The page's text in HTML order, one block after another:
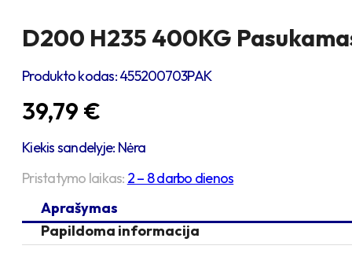
D200 H235 400KG
Produkto kodas:455200703PAK
39,79 €
Kiekis sandelyje: Nėra
Pristatymo laikas: 2 – 8 darbo dienos
Aprašymas
Papildoma informacija